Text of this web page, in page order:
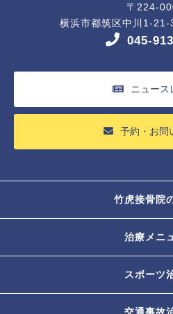
〒224-
横浜市都筑区中川1-
045-
ニュース
予約・お問
竹虎接骨院
治療メニ
スポーツ
交通事故